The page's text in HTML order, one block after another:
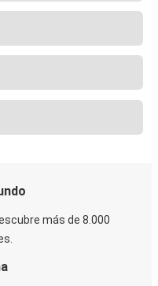
más de 8.000